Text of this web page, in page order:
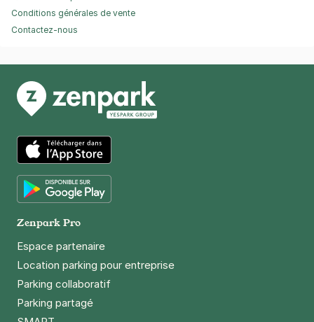
Conditions générales de vente
Contactez-nous
App Store
Zenpark Pro
Espace partenaire
Location parking pour entreprise
Parking collaboratif
Parking partagé